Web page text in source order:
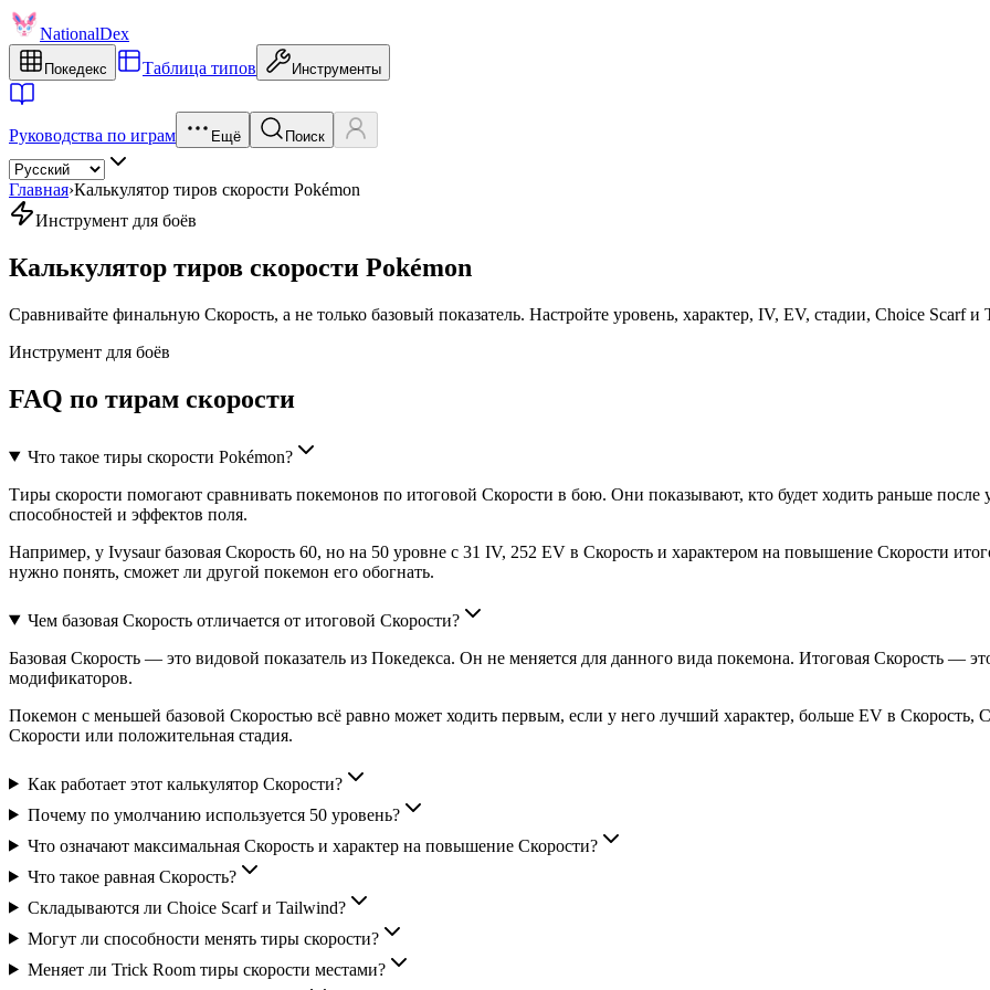
NationalDex
Покедекс Таблица типов Инструменты
Руководства по играм Ещё Поиск
Главная›Калькулятор тиров скорости Pokémon
Инструмент для боёв
Калькулятор тиров скорости Pokémon
Сравнивайте финальную Скорость, а не только базовый показатель. Настройте уровень, характер, IV, EV, стадии, Choice Scarf и
Инструмент для боёв
FAQ по тирам скорости
Что такое тиры скорости Pokémon?
Тиры скорости помогают сравнивать покемонов по итоговой Скорости в бою. Они показывают, кто будет ходить раньше после
способностей и эффектов поля.
Например, у Ivysaur базовая Скорость 60, но на 50 уровне с 31 IV, 252 EV в Скорость и характером на повышение Скорости
нужно понять, сможет ли другой покемон его обогнать.
Чем базовая Скорость отличается от итоговой Скорости?
Базовая Скорость — это видовой показатель из Покедекса. Он не меняется для данного вида покемона. Итоговая Скорость —
модификаторов.
Покемон с меньшей базовой Скоростью всё равно может ходить первым, если у него лучший характер, больше EV в Скорость,
Скорости или положительная стадия.
Как работает этот калькулятор Скорости?
Почему по умолчанию используется 50 уровень?
Что означают максимальная Скорость и характер на повышение Скорости?
Что такое равная Скорость?
Складываются ли Choice Scarf и Tailwind?
Могут ли способности менять тиры скорости?
Меняет ли Trick Room тиры скорости местами?